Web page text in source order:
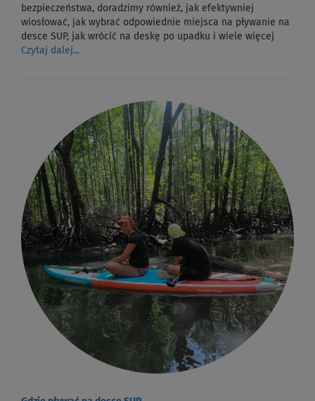
bezpieczeństwa, doradzimy również, jak efektywniej
wiosłować, jak wybrać odpowiednie miejsca na pływanie na
desce SUP, jak wrócić na deskę po upadku i wiele więcej
Czytaj dalej...